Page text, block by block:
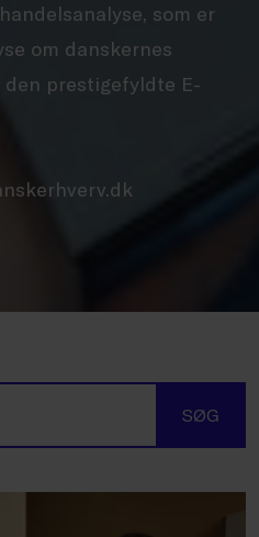
som er
om danskernes
prestigefyldte E-
SØG